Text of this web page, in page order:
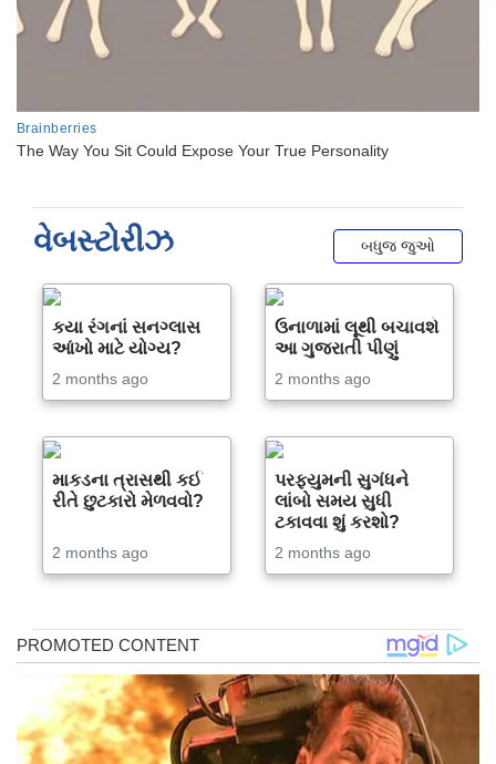
વેબસ્ટોરીઝ બધુજ જુઓ
કયા રંગનાં સનગ્લાસ
આંખો માટે યોગ્ય?
2 months ago
ઉનાળામાં લૂથી બચાવશે
આ ગુજરાતી પીણું
2 months ago
માકડના ત્રાસથી કઈ
રીતે છુટકારો મેળવવો?
2 months ago
પરફ્યુમની સુગંધને
લાંબો સમય સુધી
ટકાવવા શું કરશો?
2 months ago